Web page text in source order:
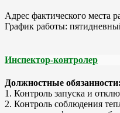
Адрес фактического места
График работы:
Инспектор-контролер
Должностные обязанности:
1. Контроль запуска и
2. Контроль соблюдения